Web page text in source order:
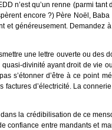
n’est qu’un renne (parmi tant
encore ?) Père Noël,
et généreusement. Demandez
une lettre ouverte ou des
divinité ayant droit de vie
s’étonner d’être à ce point
d’électricité. La
la crédibilisation de ce
confiance entre mandants et